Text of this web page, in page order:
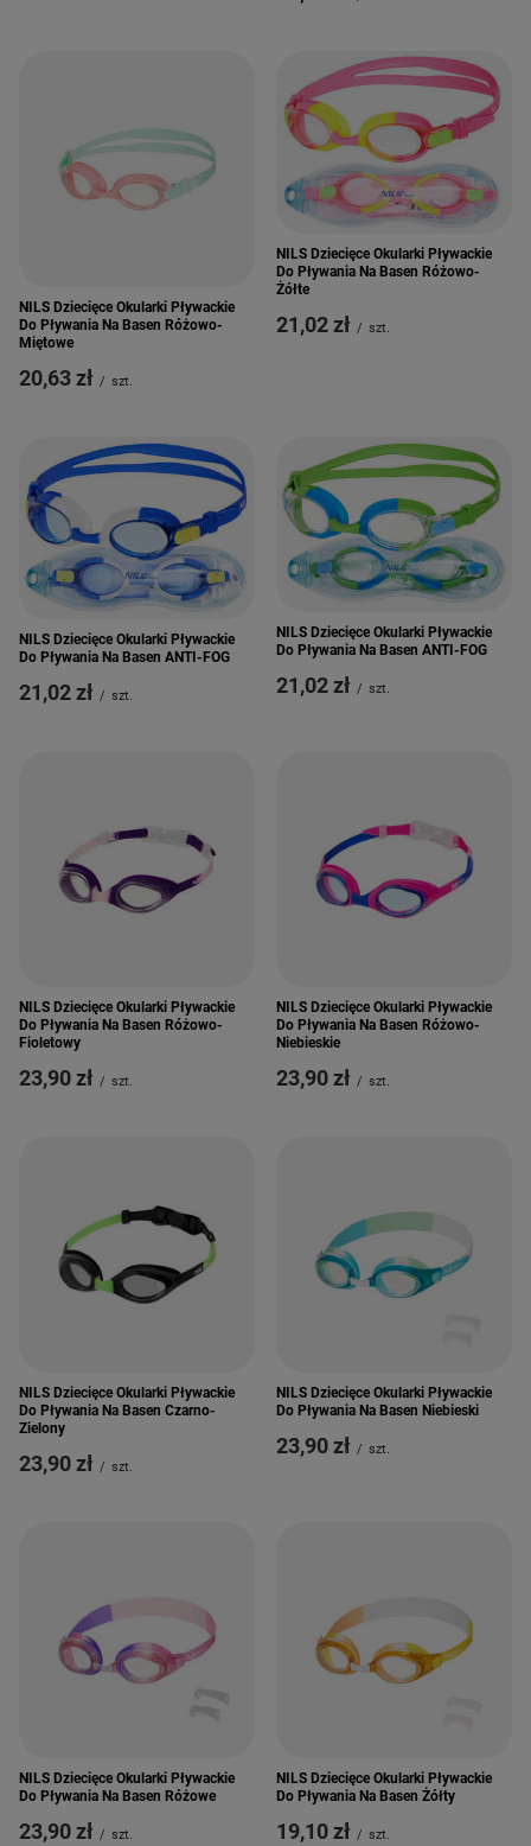
NILS Dziecięce Okularki Pływackie
Do Pływania Na Basen Różowo-
Miętowe
20,63 zł / szt.
NILS Dziecięce Okularki Pływackie
Do Pływania Na Basen Różowo-
Żółte
21,02 zł / szt.
NILS Dziecięce Okularki Pływackie
Do Pływania Na Basen ANTI-FOG
21,02 zł / szt.
NILS Dziecięce Okularki Pływackie
Do Pływania Na Basen ANTI-FOG
21,02 zł / szt.
NILS Dziecięce Okularki Pływackie
Do Pływania Na Basen Różowo-
Fioletowy
23,90 zł / szt.
NILS Dziecięce Okularki Pływackie
Do Pływania Na Basen Różowo-
Niebieskie
23,90 zł / szt.
NILS Dziecięce Okularki Pływackie
Do Pływania Na Basen Czarno-
Zielony
23,90 zł / szt.
NILS Dziecięce Okularki Pływackie
Do Pływania Na Basen Niebieski
23,90 zł / szt.
NILS Dziecięce Okularki Pływackie
Do Pływania Na Basen Różowe
23,90 zł / szt.
NILS Dziecięce Okularki Pływackie
Do Pływania Na Basen Żółty
19,10 zł / szt.